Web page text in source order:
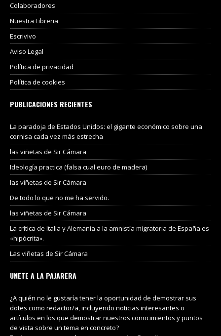
Colaboradores
Nuestra Libreria
Escrivivo
Aviso Legal
Política de privacidad
Política de cookies
PUBLICACIONES RECIENTES
La paradoja de Estados Unidos: el gigante económico sobre una
cornisa cada vez más estrecha
las viñetas de Sir Cámara
Ideología practica (falsa cual euro de madera)
las viñetas de Sir Cámara
De todo lo que no me ha servido.
las viñetas de Sir Cámara
La crítica de Italia y Alemania a la amnistía migratoria de España es
«hipócrita».
Las viñetas de Sir Cámara
UNETE A LA PAJARERA
¿A quién no le gustaría tener la oportunidad de demostrar sus
dotes como redactor/a, incluyendo noticias interesantes o
artículos en los que demostrar nuestros conocimientos y puntos
de vista sobre un tema en concreto?